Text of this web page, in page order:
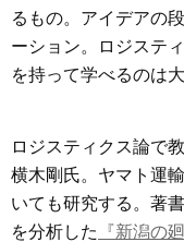
るもの。アイデアの
ーション。ロジステ
を持って学べるのは
ロジスティクス論で
横木剛氏。ヤマト運
いても研究する。著
を分析した
『新潟の